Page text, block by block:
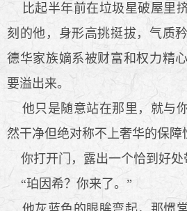
比起半年前在垃圾星破屋里
刻的他，身形高挑挺拔，气质
德华家族嫡系被财富和权力精
要溢出来。
他只是随意站在那里，就与
然干净但绝对称不上奢华的保障
你打开门，露出一个恰到好处
“珀因希？你来了。”